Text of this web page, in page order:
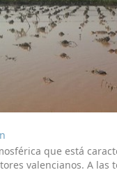
que está
valencianos. A las